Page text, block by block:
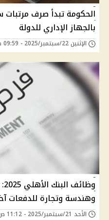
بالجهاز الإداري للدولة
الإثنين 22/سبتمبر/2025 - 09:59 ص
وهندسة وتجارة للدفعات آخر 4
الأحد 21/سبتمبر/2025 - 11:12 ص